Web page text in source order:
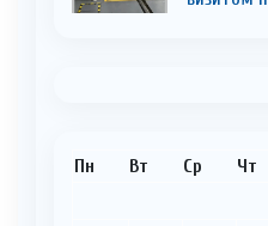
Пн Вт Ср Чт